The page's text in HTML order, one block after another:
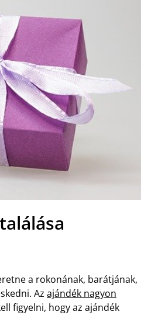
a rokonának, barátjának,
Az ajándék nagyon
figyelni, hogy az ajándék